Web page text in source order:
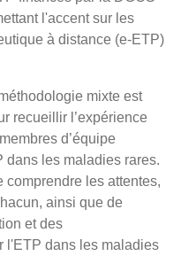
l'accent sur les
à distance (e-ETP)
mixte est
recueillir l’expérience
d’équipe
dans les maladies rares.
comprendre les attentes,
ainsi que de
et des
l'ETP dans les maladies